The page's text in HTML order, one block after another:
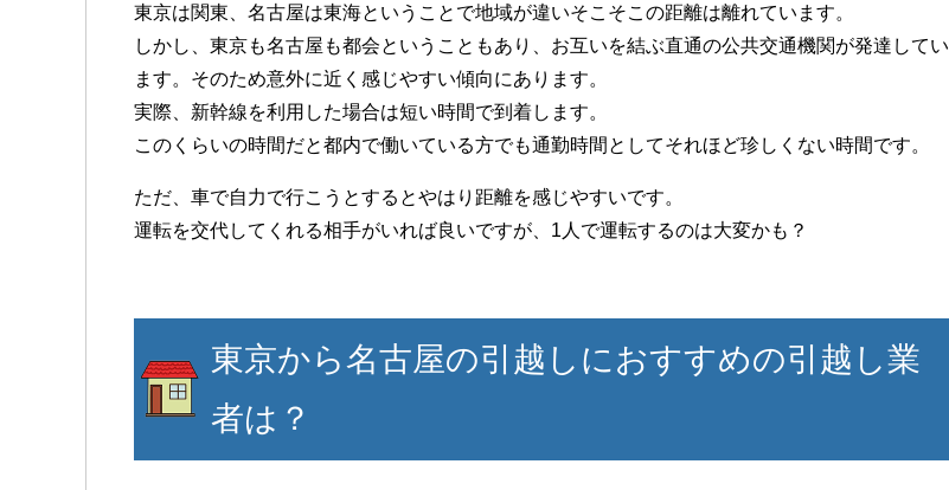
東京は関東、名古屋は東海ということで地域が違いそこそこの距離は離れています。
しかし、東京も名古屋も都会ということもあり、お互いを結ぶ直通の公共交通機関が発達してい
ます。そのため意外に近く感じやすい傾向にあります。
実際、新幹線を利用した場合は短い時間で到着します。
このくらいの時間だと都内で働いている方でも通勤時間としてそれほど珍しくない時間です。
ただ、車で自力で行こうとするとやはり距離を感じやすいです。
運転を交代してくれる相手がいれば良いですが、1人で運転するのは大変かも？
東京から名古屋の引越しにおすすめの引越し業
者は？